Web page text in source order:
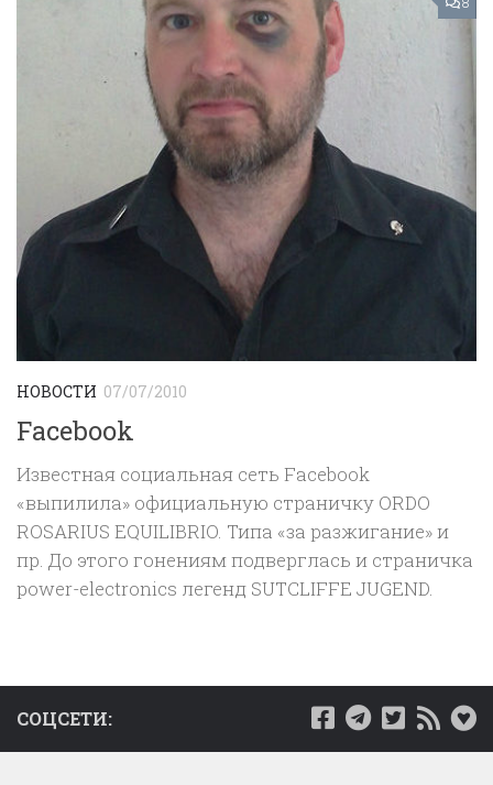
НОВОСТИ 07/07/2010
Facebook
Известная социальная сеть Facebook
«выпилила» официальную страничку ORDO
ROSARIUS EQUILIBRIO. Типа «за разжигание» и
пр. До этого гонениям подверглась и страничка
power-electronics легенд SUTCLIFFE JUGEND.
СОЦСЕТИ: